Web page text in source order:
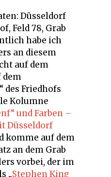
Düsseldorf
Feld 78, Grab
habe ich
an diesem
auf dem
dem
des Friedhofs
Kolumne
und Farben –
Düsseldorf
komme auf dem
an dem Grab
vorbei, der im
„Stephen King